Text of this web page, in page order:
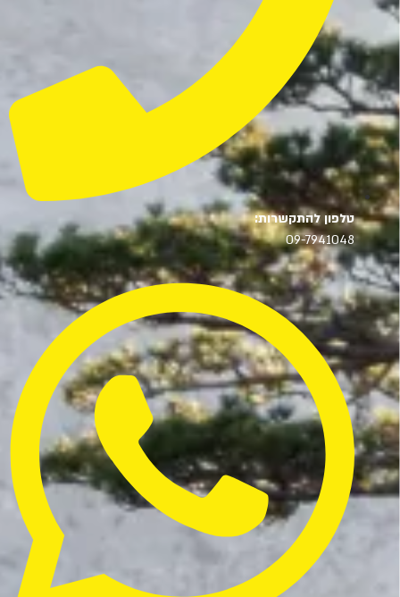
טלפון להתקשרות:
09-7941048